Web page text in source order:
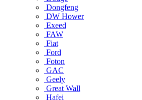
Dongfeng
DW Hower
Exeed
FAW
Fiat
Ford
Foton
GAC
Geely
Great Wall
Hafei